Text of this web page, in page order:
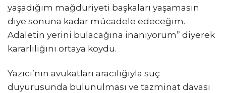
yaşadığım mağduriyeti başkaları yaşamasın
diye sonuna kadar mücadele edeceğim.
Adaletin yerini bulacağına inanıyorum” diyerek
kararlılığını ortaya koydu.
Yazıcı’nın avukatları aracılığıyla suç
duyurusunda bulunulması ve tazminat davası